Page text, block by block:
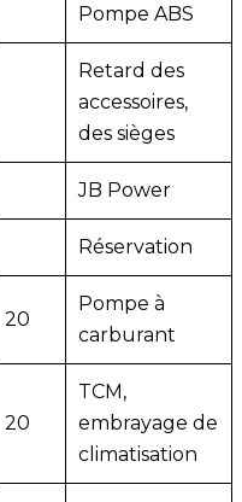
Pompe ABS
Retard des
accessoires,
des sièges
JB Power
Réservation
20
Pompe à
carburant
20
TCM,
embrayage de
climatisation